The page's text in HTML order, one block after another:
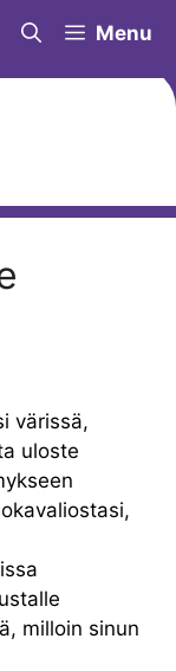
Menu
värissä,
uloste
milloin sinun